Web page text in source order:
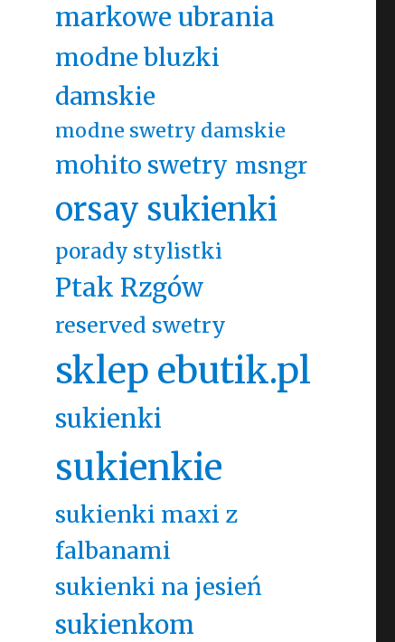
markowe ubrania
modne bluzki
damskie
modne swetry damskie
mohito swetry msngr
orsay sukienki
porady stylistki
Ptak Rzgów
reserved swetry
sklep ebutik.pl
sukienki
sukienkie
sukienki maxi z
falbanami
sukienki na jesień
sukienkom